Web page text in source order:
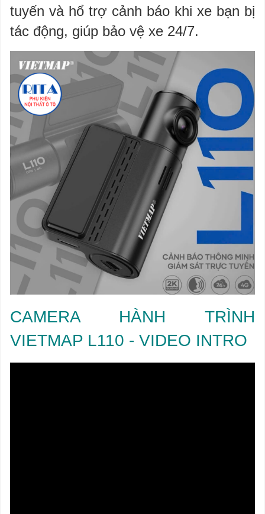
tuyến và hổ trợ cảnh báo khi xe bạn bị
tác động, giúp bảo vệ xe 24/7.
CAMERA HÀNH TRÌNH
VIETMAP L110 - VIDEO INTRO